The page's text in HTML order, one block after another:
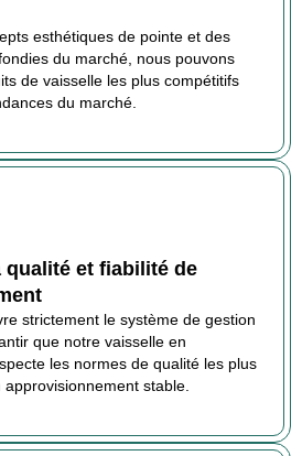
esthétiques de pointe et des
du marché, nous pouvons
de vaisselle les plus compétitifs
du marché.
qualité et fiabilité de
strictement le système de gestion
que notre vaisselle en
les normes de qualité les plus
stable.